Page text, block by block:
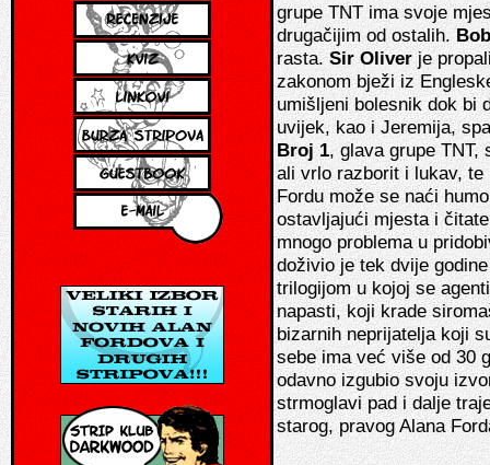
grupe TNT ima svoje
drugačijim od ostalih.
rasta.Sir Oliverje
zakonom bježi iz
umišljeni bolesnik dok bi
uvijek, kao i Jeremija,
Broj 1, glava grupe
ali vrlo razborit i lukav,
Fordu može se naći
ostavljajući mjesta i
mnogo problema u
doživio je tek dvije
trilogijom u kojoj se
napasti, koji krade
bizarnih neprijatelja koji
sebe ima već više od 30
odavno izgubio svoju
strmoglavi pad i dalje
starog, pravog Alana